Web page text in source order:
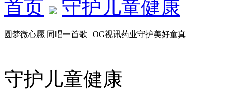
首页 守护儿童健康
圆梦微心愿 同唱一首歌 | OG视讯药业守护美好童真
守护儿童健康